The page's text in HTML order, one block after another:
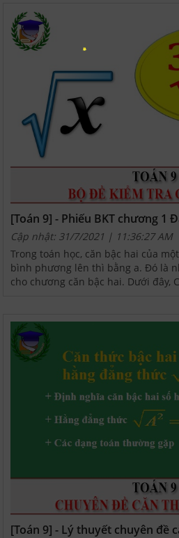
[Toán 9] - Phiếu BKT chương 1
Cập nhật: 31/7/2021 | 11:36:27 AM
Trong toán học, căn bậc hai của
bình phương lên thì bằng a. Đó là
cho chương căn bậc hai. Dưới đây,
[Toán 9] - Lý thuyết chuyên đề